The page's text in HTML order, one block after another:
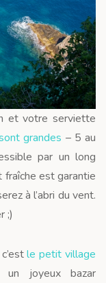
et votre serviette
grandes – 5 au
par un long
fraîche est garantie
à l’abri du vent.
;)
le petit village
joyeux bazar